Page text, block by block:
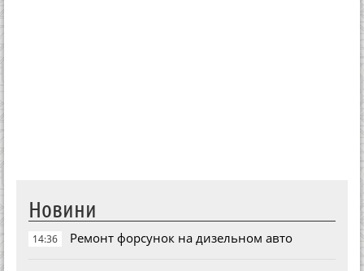
Новини
14:36 Ремонт форсунок на дизельном авто